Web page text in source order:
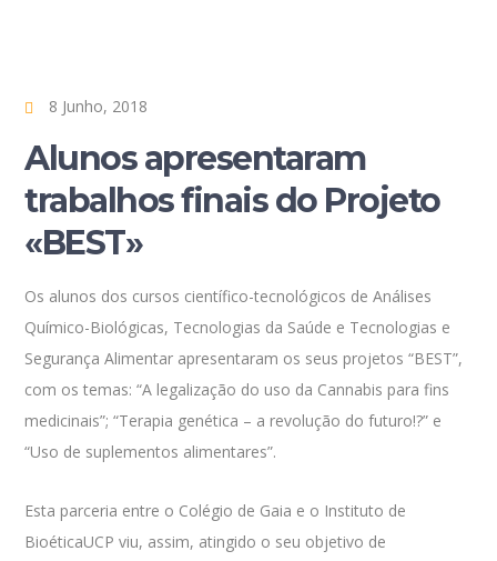
8 Junho, 2018
Alunos apresentaram
trabalhos finais do Projeto
«BEST»
Os alunos dos cursos científico-tecnológicos de Análises
Químico-Biológicas, Tecnologias da Saúde e Tecnologias e
Segurança Alimentar apresentaram os seus projetos “BEST”,
com os temas: “A legalização do uso da Cannabis para fins
medicinais”; “Terapia genética – a revolução do futuro!?” e
“Uso de suplementos alimentares”.
Esta parceria entre o Colégio de Gaia e o Instituto de
BioéticaUCP viu, assim, atingido o seu objetivo de